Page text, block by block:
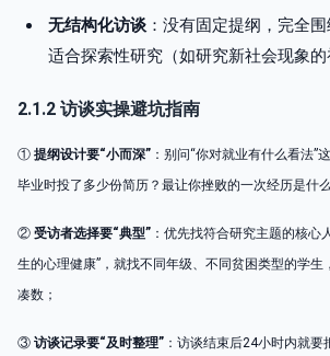
无结构化访谈 ：没有固定提纲，完全
适合探索性研究（如研究新社会现象的
2.1.2 访谈实操避坑指南
① 提纲设计要“小而深” ：别问“你对就业有什么看法”
毕业时投了多少份简历？最让你挫败的一次经历是什
② 受访者选择要“典型” ：优先找符合研究主题的核心
生的心理健康”，就找不同年级、不同贫困类型的学生
凑数；
③ 访谈记录要“及时整理” ：访谈结束后24小时内就